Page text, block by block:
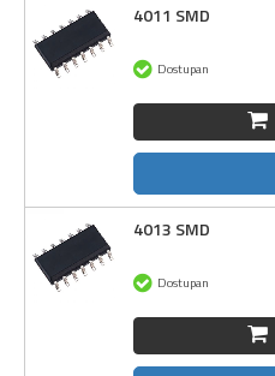
4011 SMD
Dostupan
4013 SMD
Dostupan